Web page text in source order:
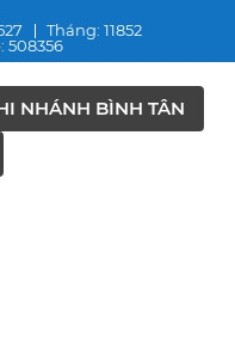
Tháng: 11852
: 508356
NHÁNH BÌNH TÂN